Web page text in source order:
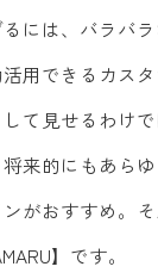
には、バラバ
用できるカスタ
て見せるわけ
来的にもあら
がおすすめ。
】です。